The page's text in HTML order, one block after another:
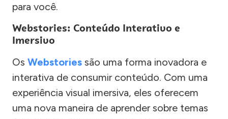
para você.
Webstories: Conteúdo Interativo e
Imersivo
Os Webstories são uma forma inovadora e
interativa de consumir conteúdo. Com uma
experiência visual imersiva, eles oferecem
uma nova maneira de aprender sobre temas